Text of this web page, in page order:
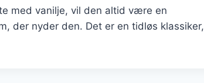
med vanilje, vil den altid være en
der nyder den. Det er en tidløs klassiker,